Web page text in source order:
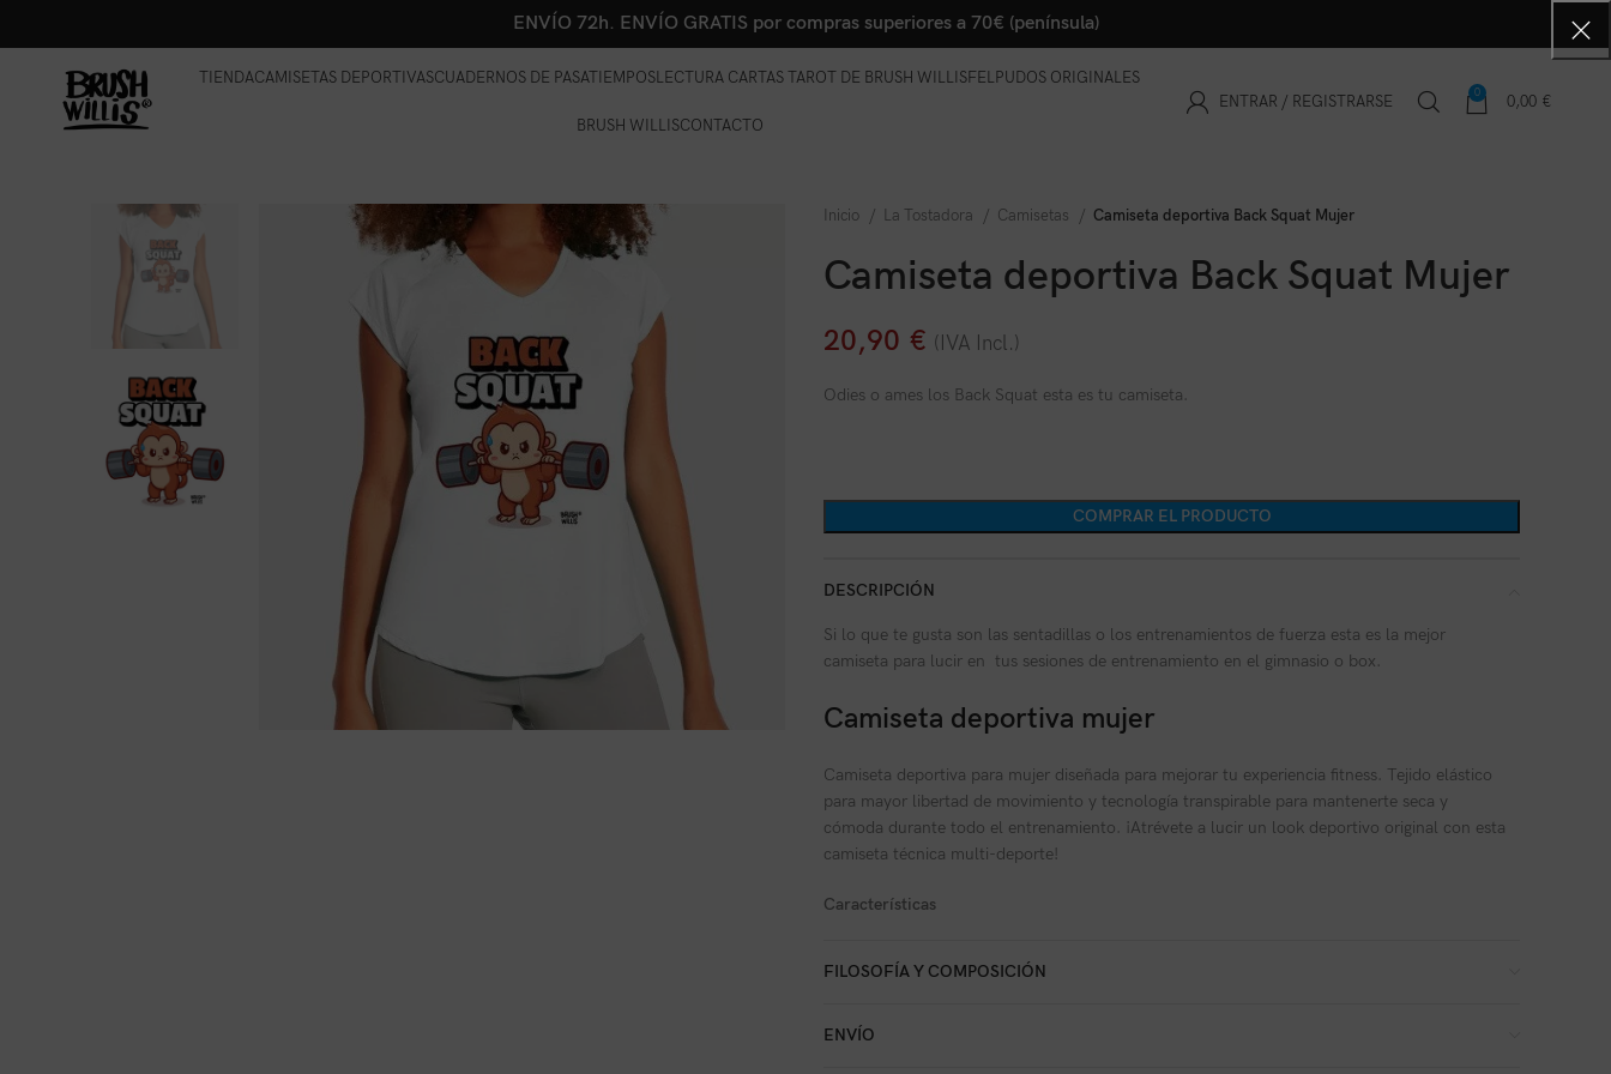
ENVÍO 72h. ENVÍO GRATIS por compras superiores a 70€ (península)
TIENDACAMISETAS DEPORTIVASCUADERNOS DE PASATIEMPOSLECTURA CARTAS TAROT DE BRUSH WILLISFELPUDOS ORIGINALES
BRUSH WILLISCONTACTO
ENTRAR / REGISTRARSE 0 0,00 €
Inicio La Tostadora Camisetas Camiseta deportiva Back Squat Mujer
Camiseta deportiva Back Squat Mujer
20,90 € (IVA Incl.)
Odies o ames los Back Squat esta es tu camiseta.
COMPRAR EL PRODUCTO
DESCRIPCIÓN
Si lo que te gusta son las sentadillas o los entrenamientos de fuerza esta es la mejor
camiseta para lucir en tus sesiones de entrenamiento en el gimnasio o box.
Camiseta deportiva mujer
Camiseta deportiva para mujer diseñada para mejorar tu experiencia fitness. Tejido elástico
para mayor libertad de movimiento y tecnología transpirable para mantenerte seca y
cómoda durante todo el entrenamiento. ¡Atrévete a lucir un look deportivo original con esta
camiseta técnica multi-deporte!
Características
Transpirable y elástica esta camiseta te mantendrá fresca y cómoda
FILOSOFÍA Y COMPOSICIÓN
ENVÍO